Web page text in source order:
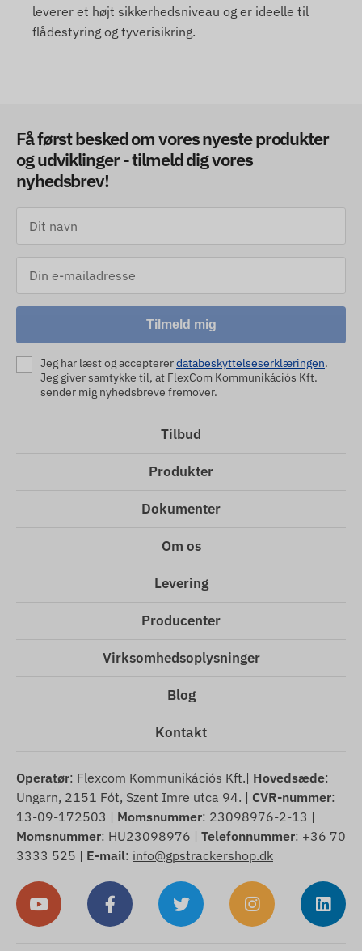
leverer et højt sikkerhedsniveau og er ideelle til
flådestyring og tyverisikring.
Få først besked om vores nyeste produkter
og udviklinger - tilmeld dig vores
nyhedsbrev!
Tilmeld mig
Jeg har læst og acceptererdatabeskyttelseserklæringen.
Jeg giver samtykke til, at FlexCom Kommunikációs Kft.
sender mig nyhedsbreve fremover.
Tilbud
Produkter
Dokumenter
Om os
Levering
Producenter
Virksomhedsoplysninger
Blog
Kontakt
Operatør: Flexcom Kommunikációs Kft.| Hovedsæde:
Ungarn, 2151 Fót, Szent Imre utca 94. | CVR-nummer:
13-09-172503 | Momsnummer: 23098976-2-13 |
Momsnummer: HU23098976 | Telefonnummer: +36 70
3333 525 | E-mail: info@gpstrackershop.dk